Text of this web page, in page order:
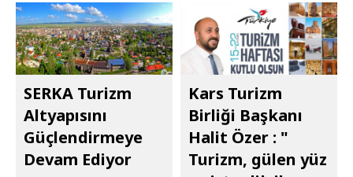
SERKA Turizm
Altyapısını
Güçlendirmeye
Devam Ediyor
Kars Turizm
Birliği Başkanı
Halit Özer : "​​​​​​​
Turizm, gülen yüz